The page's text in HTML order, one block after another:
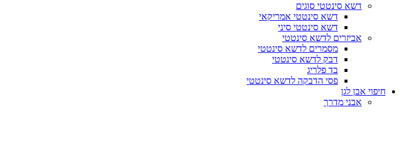
דשא סינטטי סוגים
דשא סינטטי אמריקאי
דשא סינטטי סיני
אביזרים לדשא סינטטי
מסמרים לדשא סינטטי
דבק לדשא סינטטי
בד פלריג
פסי הדבקה לדשא סינטטי
חיפוי אבן לגן
אבני מדרך